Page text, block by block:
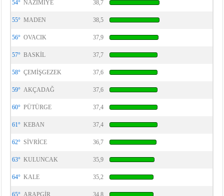
54° NAZIMİYE 38,7
55° MADEN 38,5
56° OVACIK 37,9
57° BASKİL 37,7
58° ÇEMİŞGEZEK 37,6
59° AKÇADAĞ 37,6
60° PÜTÜRGE 37,4
61° KEBAN 37,4
62° SİVRİCE 36,7
63° KULUNCAK 35,9
64° KALE 35,2
65° ARAPGİR 34,8